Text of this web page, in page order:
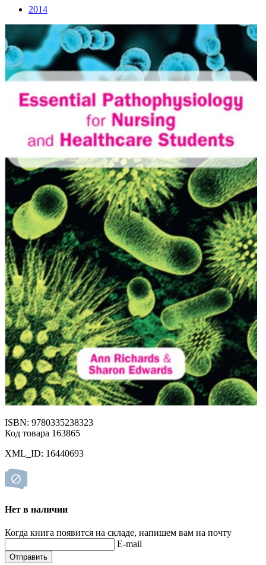
2014
ISBN: 9780335238323
Код товара 163865
XML_ID: 16440693
Нет в наличии
Когда книга появится на складе, напишем вам на почту
E-mail
Отправить